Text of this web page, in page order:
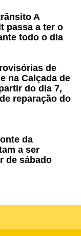
A
passa a ter o
todo o dia
de
na Calçada de
do dia 7,
reparação do
da
a ser
de sábado